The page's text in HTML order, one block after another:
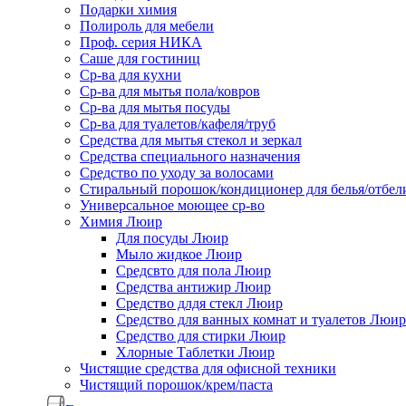
Подарки химия
Полироль для мебели
Проф. серия НИКА
Саше для гостиниц
Ср-ва для кухни
Ср-ва для мытья пола/ковров
Ср-ва для мытья посуды
Ср-ва для туалетов/кафеля/труб
Средства для мытья стекол и зеркал
Средства специального назначения
Средство по уходу за волосами
Стиральный порошок/кондиционер для белья/
Универсальное моющее ср-во
Химия Люир
Для посуды Люир
Мыло жидкое Люир
Средсвто для пола Люир
Средства антижир Люир
Средство длдя стекл Люир
Средство для ванных комнат и туалетов Люир
Средство для стирки Люир
Хлорные Таблетки Люир
Чистящие средства для офисной техники
Чистящий порошок/крем/паста